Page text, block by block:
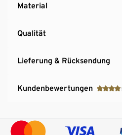
Material
Qualität
Lieferung & Rücksendung
Kundenbewertungen